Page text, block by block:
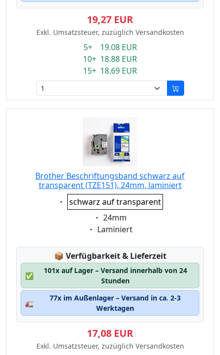
19,27 EUR
Exkl. Umsatzsteuer, zuzüglich Versandkosten
5+ 19.08 EUR
10+ 18.88 EUR
15+ 18.69 EUR
Brother Beschriftungsband schwarz auf
transparent (TZE151), 24mm, laminiert
Eigenschaft:
schwarz auf transparent
Eigenschaft:
24mm
Eigenschaft:
Laminiert
📦 Lagerstatus:
Verfügbarkeit & Lieferzeit
✅
101x auf Lager – Versand innerhalb von 24
Stunden
🚛
77x im Außenlager – Versand in ca. 2-3
Werktagen
17,08 EUR
Exkl. Umsatzsteuer, zuzüglich Versandkosten